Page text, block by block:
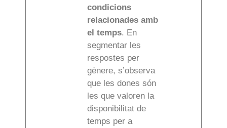
condicions
relacionades amb
el temps. En
segmentar les
respostes per
gènere, s’observa
que les dones són
les que valoren la
disponibilitat de
temps per a